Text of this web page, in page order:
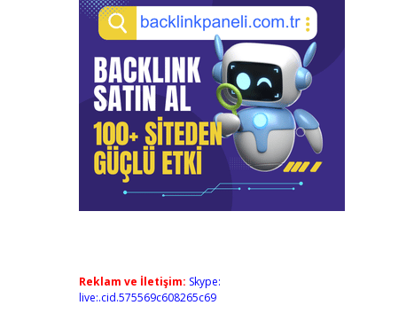
Reklam ve İletişim: Skype:
live:.cid.575569c608265c69